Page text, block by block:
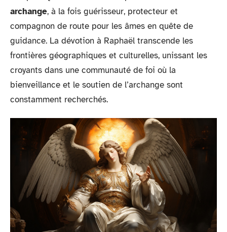
archange, à la fois guérisseur, protecteur et
compagnon de route pour les âmes en quête de
guidance. La dévotion à Raphaël transcende les
frontières géographiques et culturelles, unissant les
croyants dans une communauté de foi où la
bienveillance et le soutien de l’archange sont
constamment recherchés.